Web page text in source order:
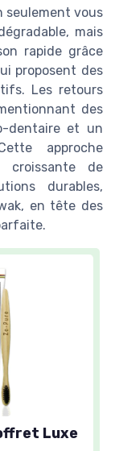
seulement vous
mais
rapide grâce
proposent des
Les retours
des
dentaire et un
approche
croissante de
durables,
en tête des
Luxe